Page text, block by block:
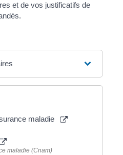
et de vos justificatifs de
maladie
maladie (Cnam)